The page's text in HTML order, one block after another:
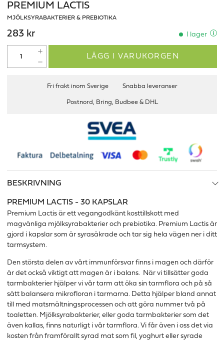
PREMIUM LACTIS
MJÖLKSYRABAKTERIER & PREBIOTIKA
283 kr I lager
LÄGG I VARUKORGEN
Fri frakt inom Sverige Snabba leveranser
Postnord, Bring, Budbee & DHL
BESKRIVNING
PREMIUM LACTIS - 30 KAPSLAR
Premium Lactis är ett vegangodkänt kosttillskott med
magvänliga mjölksyrabakterier och prebiotika. Premium Lactis är
gjord i kapslar som är syrasäkrade och tar sig hela vägen ner i ditt
tarmsystem.
Den största delen av vårt immunförsvar finns i magen och därför
är det också viktigt att magen är i balans. När vi tillsätter goda
tarmbakterier hjälper vi vår tarm att öka sin tarmflora och på så
sätt balansera mikrofloran i tarmarna. Detta hjälper bland annat
till med matsmältningsprocessen och att göra nummer två på
toaletten. Mjölksyrabakterier, eller goda tarmbakterier som det
även kallas, finns naturligt i vår tarmflora. Vi får även i oss det via
kosten från framförallt syrad mat som fil, yoghurt eller syrade